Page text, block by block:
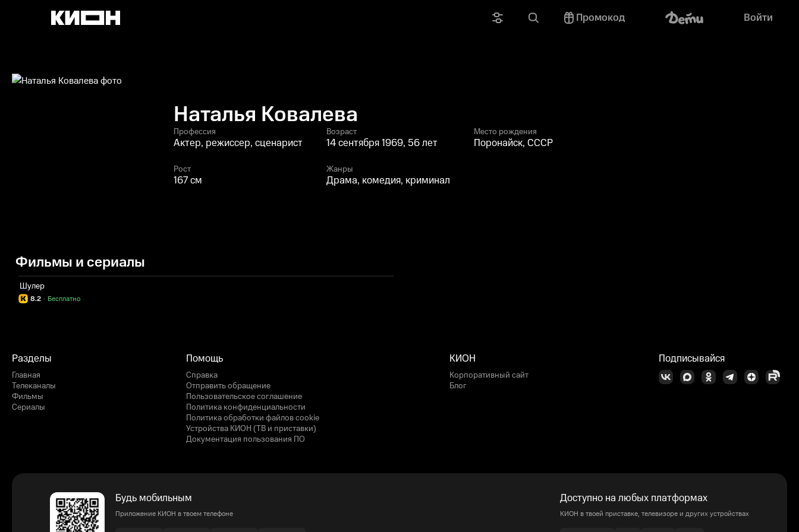
Промокод Войти
Наталья Ковалева
Профессия
Актер, режиссер, сценарист
Возраст
14 сентября 1969, 56 лет
Место рождения
Поронайск, СССР
Рост
167 см
Жанры
Драма, комедия, криминал
Фильмы и сериалы
Шулер
8.2 Бесплатно
·
Разделы
Главная
Телеканалы
Фильмы
Сериалы
Помощь
Справка
Отправить обращение
Пользовательское соглашение
Политика конфиденциальности
Политика обработки файлов cookie
Устройства КИОН (ТВ и приставки)
Документация пользования ПО
КИОН
Корпоративный сайт
Блог
Подписывайся
Будь мобильным
Приложение КИОН в твоем телефоне
Доступно на любых платформах
КИОН в твоей приставке, телевизоре и других устройствах